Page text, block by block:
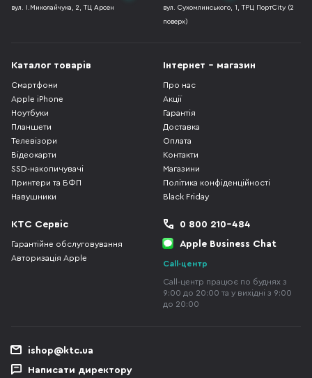
вул. І.Миколайчука, 2, ТЦ Арсен
вул. Сухомлинського, 1, ТРЦ ПортCity (2
поверх)
Каталог товарів
Смартфони
Apple iPhone
Ноутбуки
Планшети
Телевізори
Відеокарти
SSD-накопичувачі
Принтери та БФП
Навушники
Інтернет - магазин
Про нас
Акції
Гарантія
Доставка
Оплата
Контакти
Магазини
Політика конфіденційності
Black Friday
КТС Сервіс
Гарантійне обслуговування
Авторизація Apple
0 800 210-484
Apple Business Chat
Call-центр
Call-центр працює по буднях з
9:00 до 20:00 та у вихідні з 9:00
до 20:00
ishop@ktc.ua
Написати директору